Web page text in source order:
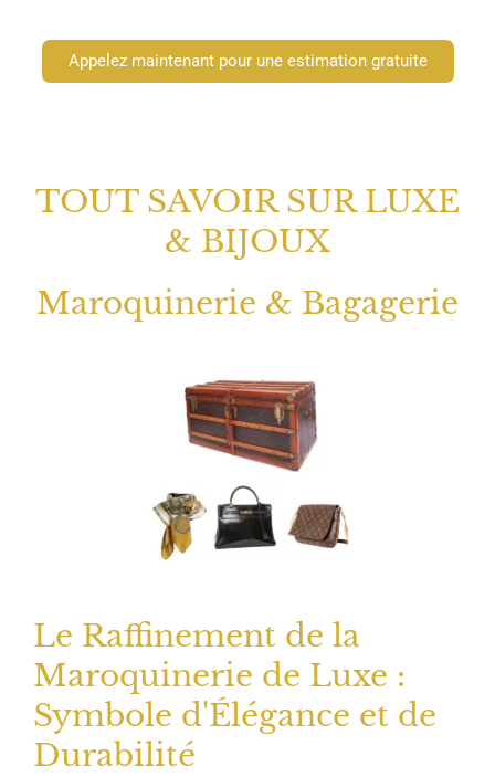
Appelez maintenant pour une estimation gratuite
TOUT SAVOIR SUR LUXE
& BIJOUX
Maroquinerie & Bagagerie
Le Raffinement de la
Maroquinerie de Luxe :
Symbole d'Élégance et de
Durabilité